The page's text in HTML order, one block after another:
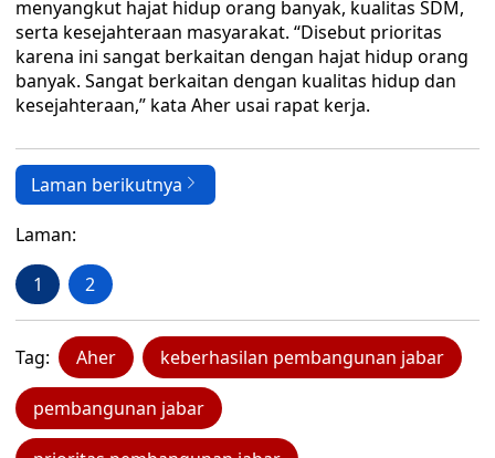
menyangkut hajat hidup orang banyak, kualitas SDM,
serta kesejahteraan masyarakat. “Disebut prioritas
karena ini sangat berkaitan dengan hajat hidup orang
banyak. Sangat berkaitan dengan kualitas hidup dan
kesejahteraan,” kata Aher usai rapat kerja.
Laman berikutnya
Laman:
1 2
Tag: Aher keberhasilan pembangunan jabar
pembangunan jabar